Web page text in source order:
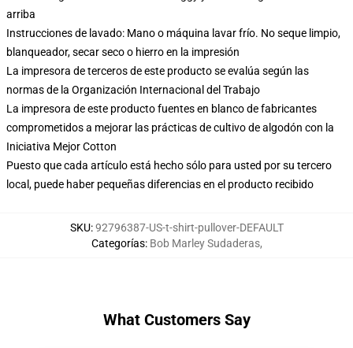
arriba
Instrucciones de lavado: Mano o máquina lavar frío. No seque limpio,
blanqueador, secar seco o hierro en la impresión
La impresora de terceros de este producto se evalúa según las
normas de la Organización Internacional del Trabajo
La impresora de este producto fuentes en blanco de fabricantes
comprometidos a mejorar las prácticas de cultivo de algodón con la
Iniciativa Mejor Cotton
Puesto que cada artículo está hecho sólo para usted por su tercero
local, puede haber pequeñas diferencias en el producto recibido
SKU:92796387-US-t-shirt-pullover-DEFAULT
Categorías: Bob Marley Sudaderas,
What Customers Say